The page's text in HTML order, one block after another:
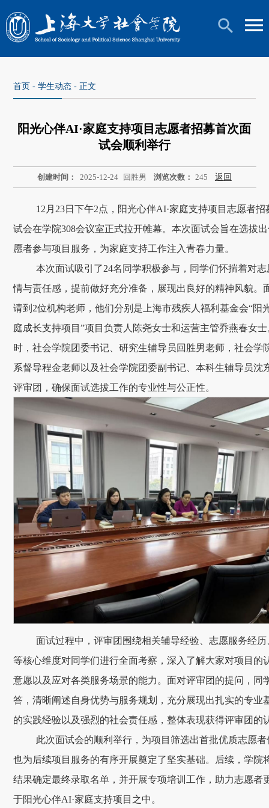
首页 -学生动态 - 正文
阳光心伴AI·家庭支持项目志愿者招募首次面
试会顺利举行
创建时间： 2025-12-24 回胜男 浏览次数： 245 返回
12月23日下午2点，阳光心伴AI·家庭支持项目志愿者招
试会在学院308会议室正式拉开帷幕。本次面试会旨在选拔
愿者参与项目服务，为家庭支持工作注入青春力量。
本次面试吸引了24名同学积极参与，同学们怀揣着对
情与责任感，提前做好充分准备，展现出良好的精神风貌。
请到2位机构老师，他们分别是上海市残疾人福利基金会“
庭成长支持项目”项目负责人陈尧女士和运营主管乔燕春女
时，社会学院团委书记、研究生辅导员回胜男老师，社会学
系督导程金老师以及社会学院团委副书记、本科生辅导员沈
评审团，确保面试选拔工作的专业性与公正性。
面试过程中，评审团围绕相关辅导经验、志愿服务经
等核心维度对同学们进行全面考察，深入了解大家对项目的
意愿以及应对各类服务场景的能力。面对评审团的提问，同
答，清晰阐述自身优势与服务规划，充分展现出扎实的专业
的实践经验以及强烈的社会责任感，整体表现获得评审团的
此次面试会的顺利举行，为项目筛选出首批优质志愿
也为后续项目服务的有序开展奠定了坚实基础。后续，学院
结果确定最终录取名单，并开展专项培训工作，助力志愿者
于阳光心伴AI·家庭支持项目之中。